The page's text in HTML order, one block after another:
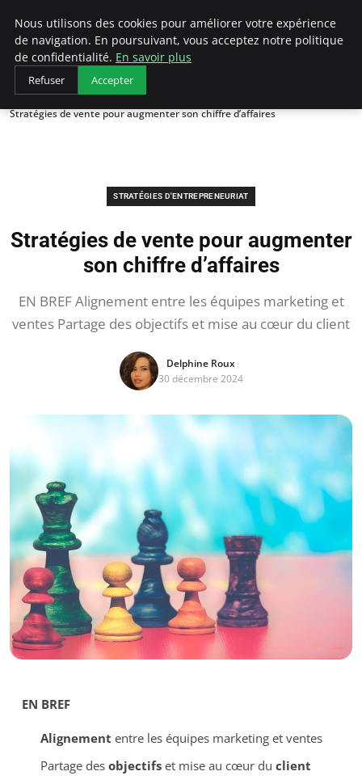
LECFCM
Accueil
Stratégies d'entrepreneuriat
Stratégies de vente pour augmenter son chiffre d’affaires
STRATÉGIES D'ENTREPRENEURIAT
Stratégies de vente pour augmenter
son chiffre d’affaires
EN BREF Alignement entre les équipes marketing et
ventes Partage des objectifs et mise au cœur du client
Delphine Roux
30 décembre 2024
EN BREF
Alignement entre les équipes marketing et ventes
Partage des objectifset mise au cœur du client
Nous utilisons des cookies pour améliorer votre expérience
de navigation. En poursuivant, vous acceptez notre politique
de confidentialité. En savoir plus
Refuser Accepter